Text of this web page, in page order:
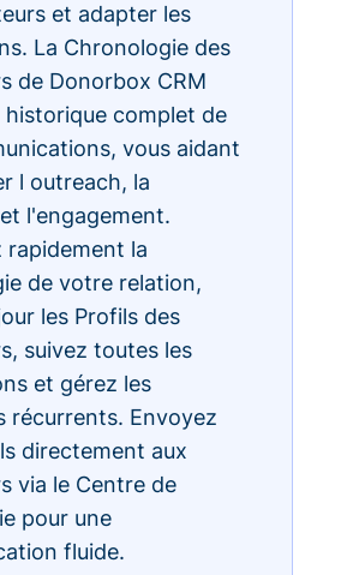
et adapter les
La Chronologie des
de Donorbox CRM
complet de
vous aidant
l outreach, la
l'engagement.
rapidement la
de votre relation,
les Profils des
suivez toutes les
et gérez les
récurrents. Envoyez
directement aux
via le Centre de
pour une
fluide.